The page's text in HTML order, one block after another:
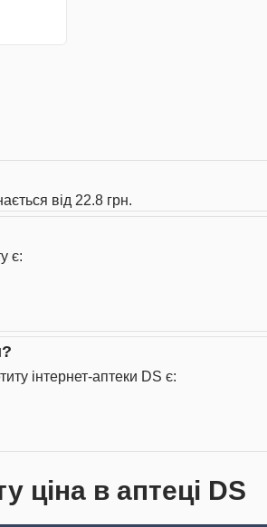
від 22.8 грн.
є:
інтернет-аптеки DS є:
ціна в аптеці DS